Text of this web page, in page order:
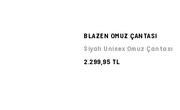
BLAZEN OMUZ ÇANTASI
Siyah Unisex Omuz Çantası
2.299,95 TL